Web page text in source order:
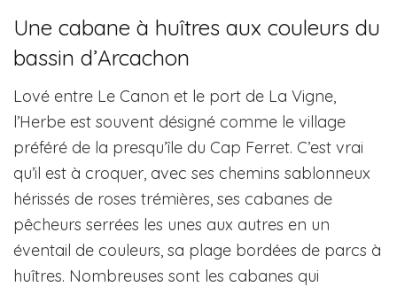
Une cabane à huîtres aux couleurs du
bassin d’Arcachon
Lové entre Le Canon et le port de La Vigne,
l’Herbe est souvent désigné comme le village
préféré de la presqu’île du Cap Ferret. C’est vrai
qu’il est à croquer, avec ses chemins sablonneux
hérissés de roses trémières, ses cabanes de
pêcheurs serrées les unes aux autres en un
éventail de couleurs, sa plage bordées de parcs à
huîtres. Nombreuses sont les cabanes qui